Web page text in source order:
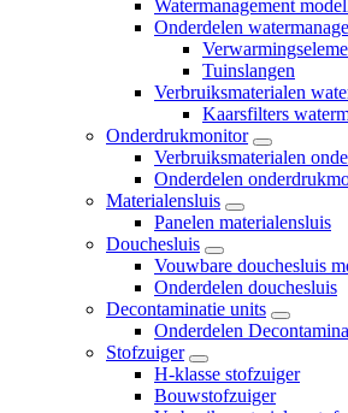
Watermanagement
Onderdelen
Tuinslangen
Verbruiksmaterialen
Kaarsfilters
Onderdrukmonitor
Verbruiksmaterialen
Onderdelen
Materialensluis
Panelen materialensluis
Douchesluis
Vouwbare douchesluis
Onderdelen douchesluis
Decontaminatie units
Onderdelen
Stofzuiger
H-klasse stofzuiger
Bouwstofzuiger